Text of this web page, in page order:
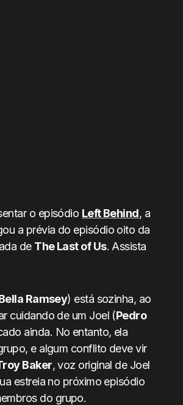
o episódio Left Behind, a
a prévia do episódio oito da
de The Last of Us. Assista
Ramsey) está sozinha, ao
cuidando de um Joel (Pedro
ainda. No entanto, ela
e algum conflito deve vir
Baker, voz original de Joel
estreia no próximo episódio
do grupo.